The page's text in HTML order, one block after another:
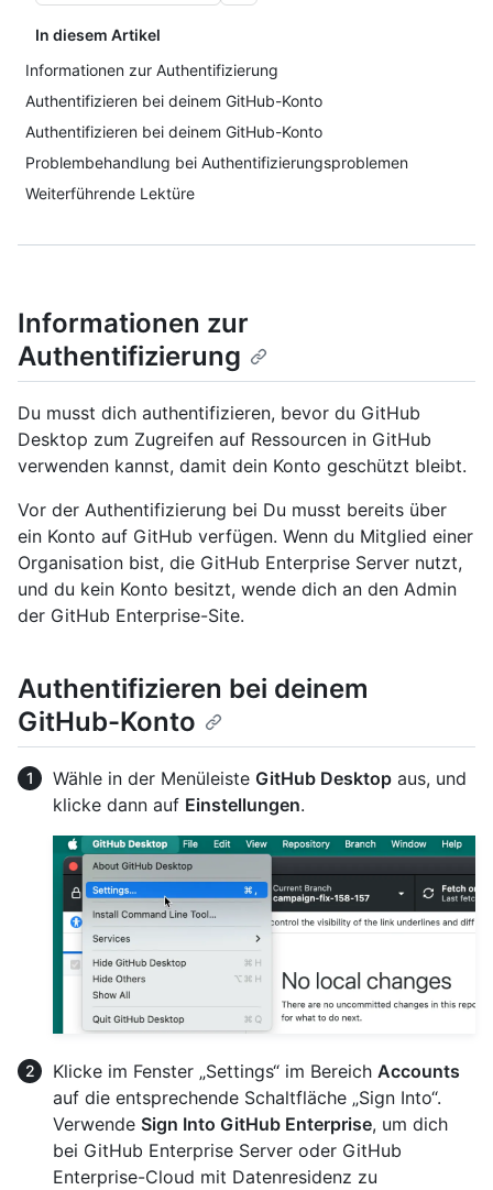
In diesem Artikel
Informationen zur Authentifizierung
Authentifizieren bei deinem GitHub-Konto
Authentifizieren bei deinem GitHub-Konto
Problembehandlung bei Authentifizierungsproblemen
Weiterführende Lektüre
Informationen zur
Authentifizierung
Du musst dich authentifizieren, bevor du GitHub
Desktop zum Zugreifen auf Ressourcen in GitHub
verwenden kannst, damit dein Konto geschützt bleibt.
Vor der Authentifizierung bei Du musst bereits über
ein Konto auf GitHub verfügen. Wenn du Mitglied einer
Organisation bist, die GitHub Enterprise Server nutzt,
und du kein Konto besitzt, wende dich an den Admin
der GitHub Enterprise-Site.
Authentifizieren bei deinem
GitHub-Konto
Wähle in der Menüleiste GitHub Desktop aus, und
klicke dann auf Einstellungen.
Klicke im Fenster „Settings“ im Bereich Accounts
auf die entsprechende Schaltfläche „Sign Into“.
Verwende Sign Into GitHub Enterprise, um dich
bei GitHub Enterprise Server oder GitHub
Enterprise-Cloud mit Datenresidenz zu